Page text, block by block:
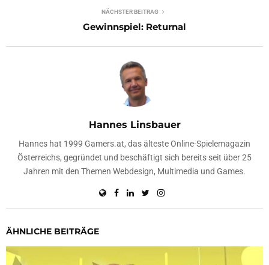
NÄCHSTER BEITRAG
Gewinnspiel: Returnal
Hannes Linsbauer
Hannes hat 1999 Gamers.at, das älteste Online-Spielemagazin
Österreichs, gegründet und beschäftigt sich bereits seit über 25
Jahren mit den Themen Webdesign, Multimedia und Games.
ÄHNLICHE BEITRÄGE